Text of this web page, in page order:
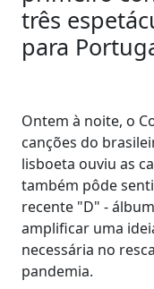
três
para
Ontem à noite, o
canções do
lisboeta ouviu as
também pôde
recente "D" -
amplificar uma
necessária no
pandemia.